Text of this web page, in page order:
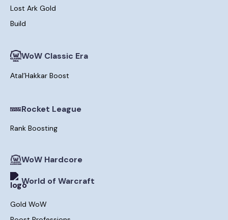
Lost Ark Gold
Build
WoW Classic Era
Аtal’Hakkar Boost
Rocket League
Rank Boosting
WoW Hardcore
World of Warcraft
Gold WoW